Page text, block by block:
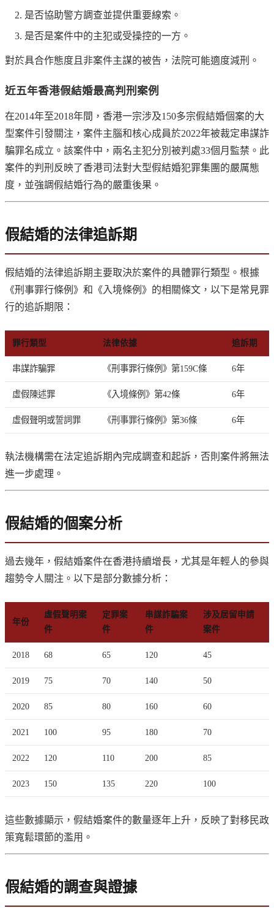
是否協助警方調查並提供重要線索。
是否是案件中的主犯或受操控的一方。
對於具合作態度且非案件主謀的被告，法院可能適度減刑。
近五年香港假結婚最高判刑案例
在2014年至2018年間，香港一宗涉及150多宗假結婚個案的大
型案件引發關注，案件主腦和核心成員於2022年被裁定串謀詐
騙罪名成立。該案件中，兩名主犯分別被判處33個月監禁。此
案件的判刑反映了香港司法對大型假結婚犯罪集團的嚴厲態
度，並強調假結婚行為的嚴重後果。
假結婚的法律追訴期
假結婚的法律追訴期主要取決於案件的具體罪行類型。根據
《刑事罪行條例》和《入境條例》的相關條文，以下是常見罪
行的追訴期限：
罪行類型 法律依據 追訴期
串謀詐騙罪 《刑事罪行條例》第159C條 6年
虛假陳述罪 《入境條例》第42條 6年
虛假聲明或誓詞罪 《刑事罪行條例》第36條 6年
執法機構需在法定追訴期內完成調查和起訴，否則案件將無法
進一步處理。
假結婚的個案分析
過去幾年，假結婚案件在香港持續增長，尤其是年輕人的參與
趨勢令人關注。以下是部分數據分析：
年份
虛假聲明案
件
定罪案
件
串謀詐騙案
件
涉及居留申請
案件
2018 68 65 120 45
2019 75 70 140 50
2020 85 80 160 60
2021 100 95 180 70
2022 120 110 200 85
2023 150 135 220 100
這些數據顯示，假結婚案件的數量逐年上升，反映了對移民政
策寬鬆環節的濫用。
假結婚的調查與證據